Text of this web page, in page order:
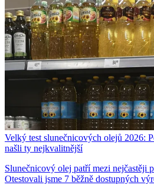
Velký test slunečnicových olejů 2026:
našli ty nejkvalitnější
Slunečnicový olej patří mezi nejčastěji
Otestovali jsme 7 běžně dostupných